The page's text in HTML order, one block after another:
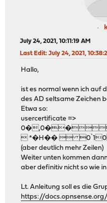
July 24, 2021, 10:11:19 AM
Last Edit: July 24, 2021,
Hallo,
ist es normal wenn ich auf
des AD seltsame Zeichen
Etwa so:
usercertificate =>
 *�H�� 
(aber deutlich mehr Zeilen)
Weiter unten kommen
aber definitiv nicht so wie
Lt. Anleitung soll es die
https://